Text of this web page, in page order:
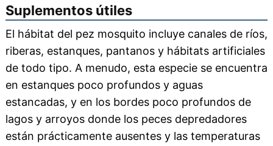
Suplementos útiles
El hábitat del pez mosquito incluye canales de ríos,
riberas, estanques, pantanos y hábitats artificiales
de todo tipo. A menudo, esta especie se encuentra
en estanques poco profundos y aguas
estancadas, y en los bordes poco profundos de
lagos y arroyos donde los peces depredadores
están prácticamente ausentes y las temperaturas